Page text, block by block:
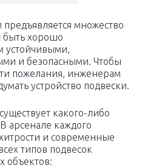
множество
хорошо
устойчивыми,
и безопасными. Чтобы
пожелания, инженерам
устройство подвески.
какого-либо
арсенале каждого
и современные
типов подвесок
объектов: